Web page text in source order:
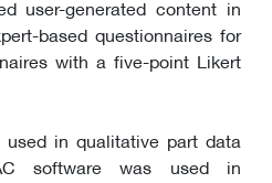
user-generated content in
based questionnaires for
with a five-point Likert
in qualitative part data
software was used in